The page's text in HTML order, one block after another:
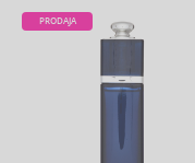
PRODAJA